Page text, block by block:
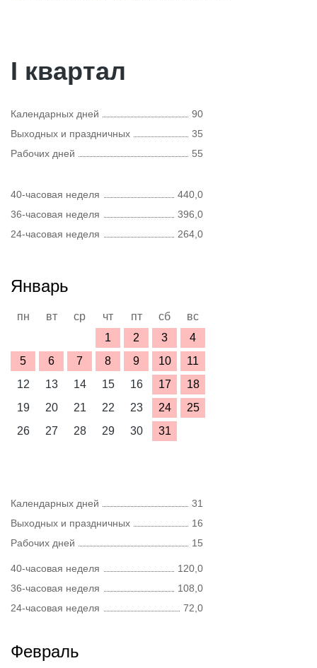
I квартал
Календарных дней
90
Выходных и праздничных
35
Рабочих дней
55
40-часовая неделя
440,0
36-часовая неделя
396,0
24-часовая неделя
264,0
Январь
пн вт ср чт пт сб
вс
1
2 3
4
5
6 7 8 9 10
11
12
13 14 15 16 17
18
19
20 21 22 23 24
25
26
27 28 29 30 31
Календарных дней
31
Выходных и праздничных
16
Рабочих дней
15
40-часовая неделя
120,0
36-часовая неделя
108,0
24-часовая неделя
72,0
Февраль